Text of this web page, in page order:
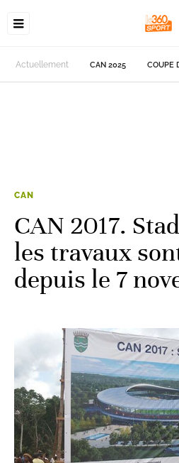
Actuellement CAN 2025 COUPE
CAN
CAN 2017.
les travaux
depuis le 7